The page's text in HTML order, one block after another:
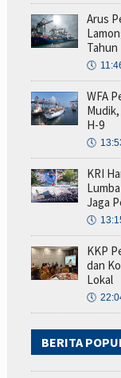
Arus
Tahun
🕔
WFA
H-9
🕔
KRI
Jaga
🕔
KKP
dan
Lokal
🕔
BERITA